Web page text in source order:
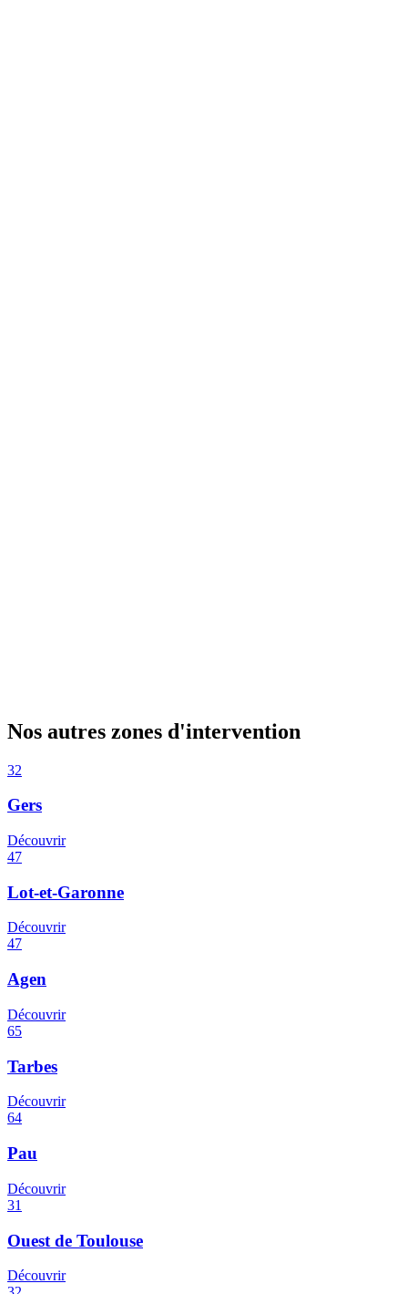
Nos autres zones d'intervention
32
Gers
Découvrir
47
Lot-et-Garonne
Découvrir
47
Agen
Découvrir
65
Tarbes
Découvrir
64
Pau
Découvrir
31
Ouest de Toulouse
Découvrir